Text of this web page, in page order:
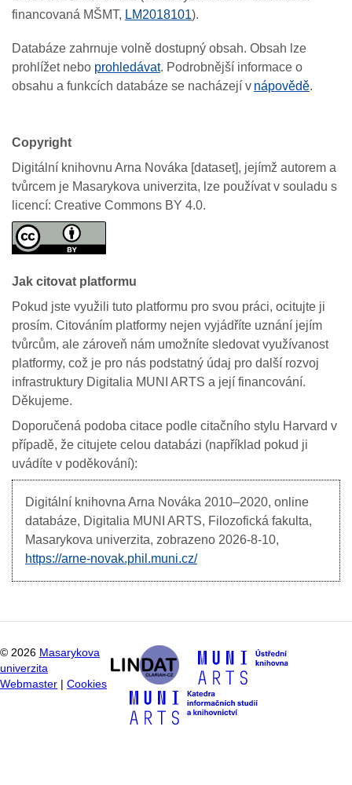
financovaná MŠMT, LM2018101).
Databáze zahrnuje volně dostupný obsah. Obsah lze
prohlížet nebo prohledávat. Podrobnější informace o
obsahu a funkcích databáze se nacházejí v nápovědě.
Copyright
Digitální knihovnu Arna Nováka [dataset], jejímž autorem a
tvůrcem je Masarykova univerzita, lze používat v souladu s
licencí: Creative Commons BY 4.0.
Jak citovat platformu
Pokud jste využili tuto platformu pro svou práci, ocitujte ji
prosím. Citováním platformy nejen vyjádříte uznání jejím
tvůrcům, ale zároveň nám umožníte sledovat využívanost
platformy, což je pro nás podstatný údaj pro další rozvoj
infrastruktury Digitalia MUNI ARTS a její financování.
Děkujeme.
Doporučená podoba citace podle citačního stylu Harvard v
případě, že citujete celou databázi (například pokud ji
uvádíte v poděkování):
Digitální knihovna Arna Nováka 2010–2020, online
databáze, Digitalia MUNI ARTS, Filozofická fakulta,
Masarykova univerzita, zobrazeno 2026-8-10,
https://arne-novak.phil.muni.cz/
© 2026 Masarykova
univerzita
Webmaster
Cookies